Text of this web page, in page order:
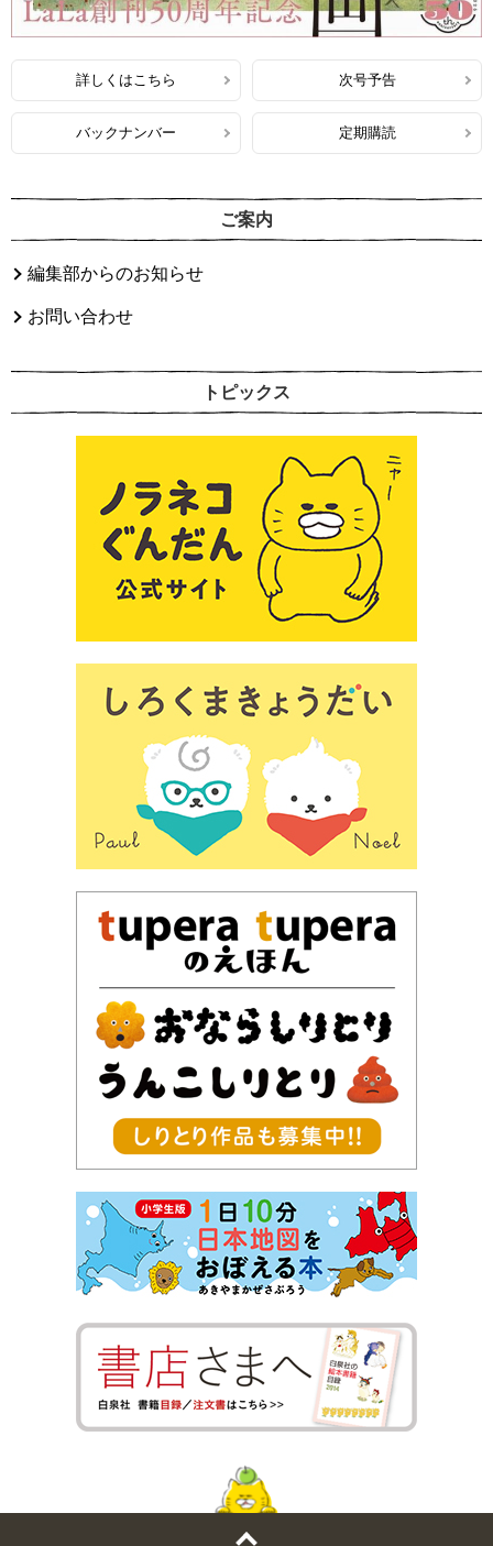
詳しくはこちら 次号予告
バックナンバー 定期購読
ご案内
編集部からのお知らせ
お問い合わせ
トピックス